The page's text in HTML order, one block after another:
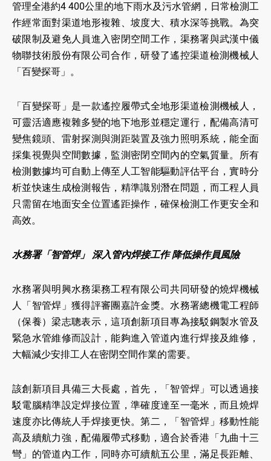
管理全港約4 400公里的地下雨水及污水管網，日常檢測工
作經常面對渠道地形複雜、坡度大、積水深等挑戰。為突
破限制及避免人員進入密閉空間工作，渠務署與武漢中儀
物聯技術股份有限公司合作，研發了遙控渠道檢測機械人
「百變探哥」。
「百變探哥」是一款遙控履帶式全地形渠道檢測機械人，
可靈活適應複雜多變的地下地形並穩定運行，配備高清可
變焦鏡頭、雷射探測與測距裝置及強力照明系統，能全面
採集視覺與空間數據，監測密閉空間內的空氣質量。所有
檢測數據均可自動上傳至人工智能驅動評估平台，實時分
析並快速生成檢測報告，精準識別潛在問題，而工程人員
只需留在地面安全位置遙距操作，確保檢測工作更安全和
高效。
水務署「智管焊」 深入管內焊接工作 降低操作員風險
水務署與明興水務渠務工程有限公司共同研發的燒焊機械
人「智管焊」獲得評審團嘉許金獎。水務署總機電工程師
（保養）梁志聰表示，這項創新項目專為接駁鋼製水管及
緊急水管維修而設計，能夠進入管道內進行焊接及維修，
大幅減少安排工人在密閉空間作業的需要。
該創新項目具備三大長處，首先，「智管焊」可以透過接
駁電腦精準設定焊接位置，準確度達至一毫米，而且燒焊
速度亦比傳統人手焊接更快。第二，「智管焊」移動性能
高及續航力強，配備履帶式移動，適合於香港「九曲十三
彎」的管道內工作，同時亦可續航五公里，滿足長距離、